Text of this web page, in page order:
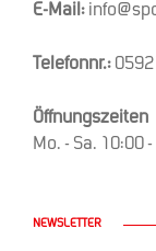
E-Mail:
Telefonnr.:
Öffnungszeiten
Mo. - Sa. 10:00
NEWSLETTER